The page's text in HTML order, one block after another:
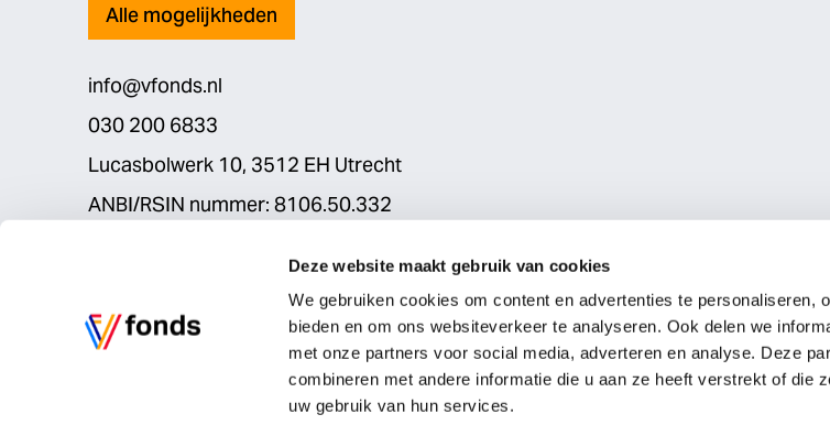
Deze website maakt gebruik van cookies
We gebruiken cookies om content en advertenties te personaliseren,
bieden en om ons websiteverkeer te analyseren. Ook delen we
met onze partners voor social media, adverteren en analyse. Deze
combineren met andere informatie die u aan ze heeft verstrekt of die
uw gebruik van hun services.
Alle mogelijkheden
info@vfonds.nl
030 200 6833
Lucasbolwerk 10, 3512 EH Utrecht
ANBI/RSIN nummer: 8106.50.332
Privacyverklaring Cookies